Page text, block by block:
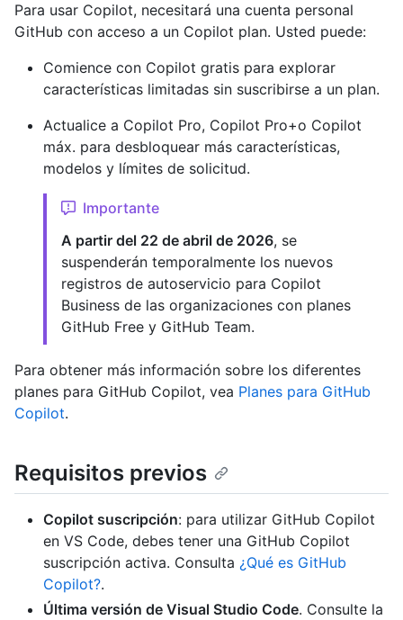
Para usar Copilot, necesitará una cuenta personal
GitHub con acceso a un Copilot plan. Usted puede:
Comience con Copilot gratis para explorar
características limitadas sin suscribirse a un plan.
Actualice a Copilot Pro, Copilot Pro+o Copilot
máx. para desbloquear más características,
modelos y límites de solicitud.
Importante
A partir del 22 de abril de 2026, se
suspenderán temporalmente los nuevos
registros de autoservicio para Copilot
Business de las organizaciones con planes
GitHub Free y GitHub Team.
Para obtener más información sobre los diferentes
planes para GitHub Copilot, vea Planes para GitHub
Copilot.
Requisitos previos
Copilot suscripción: para utilizar GitHub Copilot
en VS Code, debes tener una GitHub Copilot
suscripción activa. Consulta ¿Qué es GitHub
Copilot?.
Última versión de Visual Studio Code. Consulte la